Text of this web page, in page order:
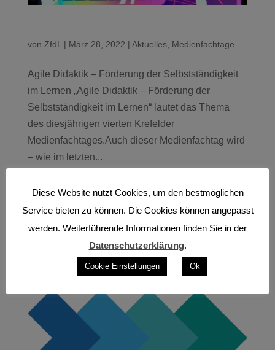
von ZfdL | März 28, 2022 | Aktuelles, Medienfachtage
Agile Didaktik – Förderung der Selbstständigkeit
im Lernen „Agile Didaktik – Förderung der
Selbstständigkeit im Lernen“ lautet das Thema
des diesjährigen vierten Krefelder
Medienfachtages.Auch dieser Medienfachtag wird
– wie im letzten...
« Ältere Einträge
Suche
Zurück zum Blog
Diese Website nutzt Cookies, um den bestmöglichen
Service bieten zu können. Die Cookies können angepasst
werden. Weiterführende Informationen finden Sie in der
Datenschutzerklärung.
Cookie Einstellungen Ok